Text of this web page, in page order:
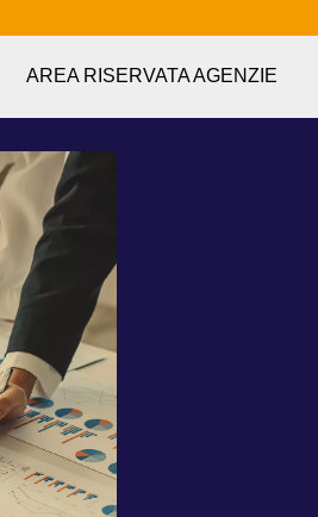
AREA RISERVATA AGENZIE